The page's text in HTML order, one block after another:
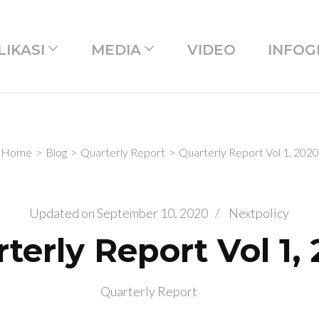
MEDIA VIDEO
Home > Blog > Quarterly Report > Quarterly Report Vol 1, 2020
Updated onSeptember 10, 2020 / Nextpolicy
Report Vol 1,
Quarterly Report